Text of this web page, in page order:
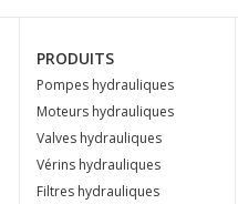
PRODUITS
Pompes hydrauliques
Moteurs hydrauliques
Valves hydrauliques
Vérins hydrauliques
Filtres hydrauliques